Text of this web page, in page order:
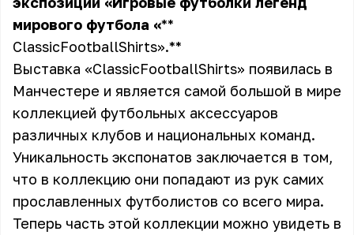
мирового футбола «**
ClassicFootballShirts».**
Выставка «ClassicFootballShirts» появилась в
Манчестере и является самой большой в мире
коллекцией футбольных аксессуаров
различных клубов и национальных команд.
Уникальность экспонатов заключается в том,
что в коллекцию они попадают из рук самих
прославленных футболистов со всего мира.
Теперь часть этой коллекции можно увидеть в